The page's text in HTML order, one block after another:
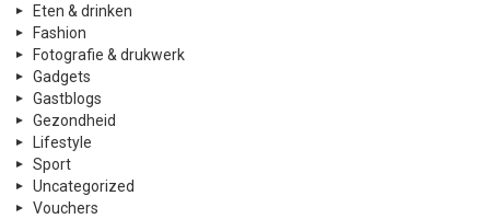
Eten & drinken
Fashion
Fotografie & drukwerk
Gadgets
Gastblogs
Gezondheid
Lifestyle
Sport
Uncategorized
Vouchers